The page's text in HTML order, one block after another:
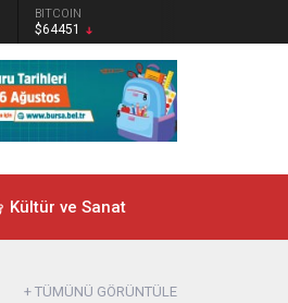
BITCOIN
$64451
Kültür ve Sanat
+ TÜMÜNÜ GÖRÜNTÜLE